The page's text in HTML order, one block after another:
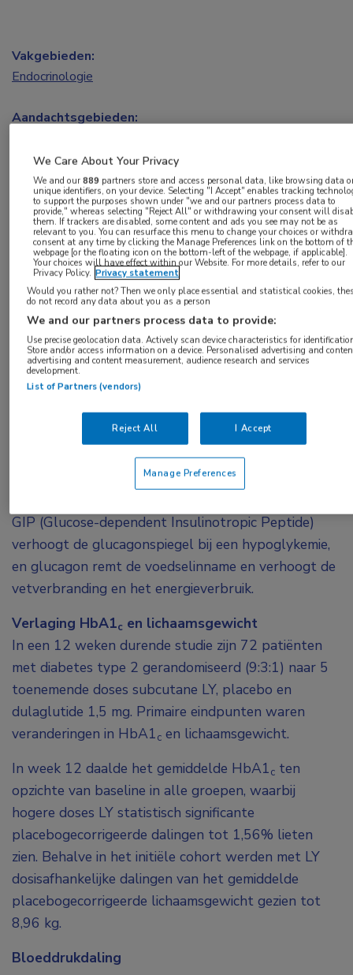
Na de duale GIP/GLP-1 receptoragonisten is er
nu ook een GIP/GLP-1/glucagon-receptoragonist:
3437943 (LY). In een gerandomiseerde,
dubbelblinde, placebogecontroleerde fase I-
proof-of-conceptstudie zijn de veiligheid en
verdraagbaarheid van meerdere oplopende
doses van deze ‘triple G’-receptoragonist
Met positieve resultaten.
LY is een relatief nieuwe ‘triple G’-agonist. Drie
doelen in één medicijn: een GLP-1-receptoragonist
GIP (Glucose-dependent Insulinotropic Peptide)
verhoogt de glucagonspiegel bij een hypoglykemie,
en glucagon remt de voedselinname en verhoogt de
vetverbranding en het energieverbruik.
Verlaging HbA1c en lichaamsgewicht
In een 12 weken durende studie zijn 72 patiënten
met diabetes type 2 gerandomiseerd (9:3:1) naar 5
toenemende doses subcutane LY, placebo en
dulaglutide 1,5 mg. Primaire eindpunten waren
veranderingen in HbA1c en lichaamsgewicht.
In week 12 daalde het gemiddelde HbA1c ten
opzichte van baseline in alle groepen, waarbij
hogere doses LY statistisch significante
placebogecorrigeerde dalingen tot 1,56% lieten
zien. Behalve in het initiële cohort werden met LY
dosisafhankelijke dalingen van het gemiddelde
placebogecorrigeerde lichaamsgewicht gezien tot
8,96 kg.
Bloeddrukdaling
Vakgebieden:
Endocrinologie
Aandachtsgebieden:
Tags:
GLP-1,HbA1c,obesitas,type 2-diabetes
We Care About Your Privacy
We and our889 partners store and access personal data, like browsing data
unique identifiers, on your device. Selecting "I Accept" enables tracking
to support the purposes shown under "we and our partners process data to
provide," whereas selecting "Reject All" or withdrawing your consent will
them. If trackers are disabled, some content and ads you see may not be as
relevant to you. You can resurface this menu to change your choices or
consent at any time by clicking the Manage Preferences link on the bottom of
webpage [or the floating icon on the bottom-left of the webpage, if applicable].
Your choices will have effect within our Website. For more details, refer to our
Privacy Policy. Privacy statement
Would you rather not? Then we only place essential and statistical cookies,
do not record any data about you as a person
We and our partners process data to provide:
Use precise geolocation data. Actively scan device characteristics for
Store and/or access information on a device. Personalised advertising and
advertising and content measurement, audience research and services
development.
List of Partners (vendors)
Reject All I Accept
Manage Preferences